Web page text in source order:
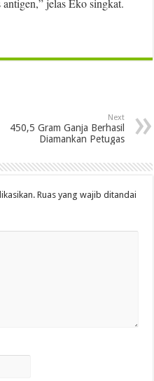
jelas Eko singkat.
Next
450,5 Gram Ganja Berhasil
Diamankan Petugas
Ruas yang wajib ditandai